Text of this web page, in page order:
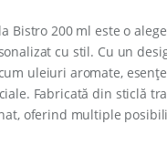
Bistro 200 ml este o
cu stil. Cu un
uleiuri aromate,
Fabricată din sticlă
oferind multiple